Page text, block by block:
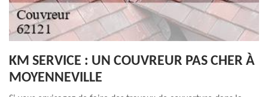
KM SERVICE : UN COUVREUR PAS CHER À
MOYENNEVILLE